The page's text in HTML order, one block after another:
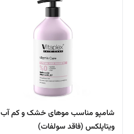
شامپو مناسب موهای خشک و کم آب
ویتاپلکس (فاقد سولفات)